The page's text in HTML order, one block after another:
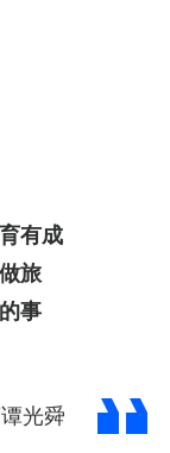
有成
旅
事
光舜